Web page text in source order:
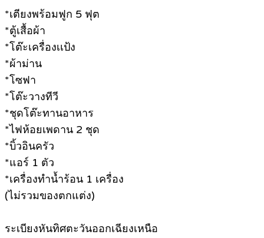
*เตียงพร้อมฟูก 5 ฟุต
*ตู้เสื้อผ้า
*โต๊ะเครื่องเเป้ง
*ผ้าม่าน
*โซฟา
*โต๊ะวางทีวี
*ชุดโต๊ะทานอาหาร
*ไฟห้อยเพดาน 2 ชุด
*บิ้วอินครัว
*แอร์ 1 ตัว
*เครื่องทำน้ำร้อน 1 เครื่อง
(ไม่รวมของตกแต่ง)
ระเบียงหันทิศตะวันออกเฉียงเหนือ